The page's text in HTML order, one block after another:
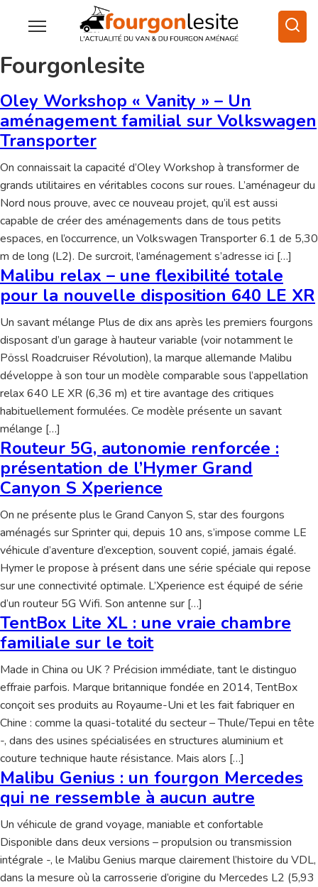
Fourgonlesite
Oley Workshop « Vanity » – Un
aménagement familial sur Volkswagen
Transporter
On connaissait la capacité d’Oley Workshop à transformer de
grands utilitaires en véritables cocons sur roues. L’aménageur du
Nord nous prouve, avec ce nouveau projet, qu’il est aussi
capable de créer des aménagements dans de tous petits
espaces, en l’occurrence, un Volkswagen Transporter 6.1 de 5,30
m de long (L2). De surcroit, l’aménagement s’adresse ici […]
Malibu relax – une flexibilité totale
pour la nouvelle disposition 640 LE XR
Un savant mélange Plus de dix ans après les premiers fourgons
disposant d’un garage à hauteur variable (voir notamment le
Pössl Roadcruiser Révolution), la marque allemande Malibu
développe à son tour un modèle comparable sous l’appellation
relax 640 LE XR (6,36 m) et tire avantage des critiques
habituellement formulées. Ce modèle présente un savant
mélange […]
Routeur 5G, autonomie renforcée :
présentation de l’Hymer Grand
Canyon S Xperience
On ne présente plus le Grand Canyon S, star des fourgons
aménagés sur Sprinter qui, depuis 10 ans, s’impose comme LE
véhicule d’aventure d’exception, souvent copié, jamais égalé.
Hymer le propose à présent dans une série spéciale qui repose
sur une connectivité optimale. L’Xperience est équipé de série
d’un routeur 5G Wifi. Son antenne sur […]
TentBox Lite XL : une vraie chambre
familiale sur le toit
Made in China ou UK ? Précision immédiate, tant le distinguo
effraie parfois. Marque britannique fondée en 2014, TentBox
conçoit ses produits au Royaume-Uni et les fait fabriquer en
Chine : comme la quasi-totalité du secteur – Thule/Tepui en tête
-, dans des usines spécialisées en structures aluminium et
couture technique haute résistance. Mais alors […]
Malibu Genius : un fourgon Mercedes
qui ne ressemble à aucun autre
Un véhicule de grand voyage, maniable et confortable
Disponible dans deux versions – propulsion ou transmission
intégrale -, le Malibu Genius marque clairement l’histoire du VDL,
dans la mesure où la carrosserie d’origine du Mercedes L2 (5,93